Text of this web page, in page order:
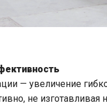
— увеличение
не